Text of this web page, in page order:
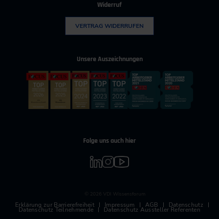
Widerruf
VERTRAG WIDERRUFEN
Unsere Auszeichnungen
Folge uns auch hier
© 2026 VDI Wissensforum
Erklärung zur Barrierefreiheit Impressum AGB Datenschutz
Datenschutz Teilnehmende Datenschutz Aussteller Referenten